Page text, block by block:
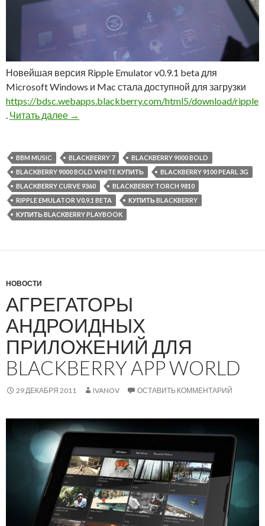
Новейшая версия Ripple Emulator v0.9.1 beta для
Microsoft Windows и Mac стала доступной для загрузки
https://bdsc.webapps.blackberry.com/html5/download/ripple
Читать далее Обновление эмулятора Ripple Emulator
→
BBM MUSIC BLACKBERRY 7
BLACKBERRY 9000 BOLD
BLACKBERRY 9000 BOLD WHITE КУПИТЬ
BLACKBERRY 9100 PEARL 3G
BLACKBERRY CURVE 9360
BLACKBERRY TORCH 9810
RIPPLE EMULATOR V0.9.1 BETA
КУПИТЬ BLACKBERRY
КУПИТЬ BLACKBERRY PLAYBOOK
НОВОСТИ
АГРЕГАТОРЫ
АНДРОИДНЫХ
ПРИЛОЖЕНИЙ ДЛЯ
BLACKBERRY APP WORLD
29 ДЕКАБРЯ 2011 IVANOV ОСТАВИТЬ КОММЕНТАРИЙ